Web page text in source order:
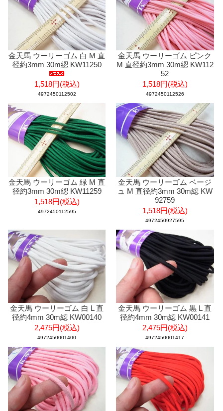
金天馬 ウーリーゴム 白 M 直
径約3mm 30m綛 KW11250
1,518円(税込)
4972450112502
金天馬 ウーリーゴム ピンク
M 直径約3mm 30m綛 KW112
52
1,518円(税込)
4972450112526
金天馬 ウーリーゴム 緑 M 直
径約3mm 30m綛 KW11259
1,518円(税込)
4972450112595
金天馬 ウーリーゴム ベージ
ュ M 直径約3mm 30m綛 KW
92759
1,518円(税込)
4972450927595
金天馬 ウーリーゴム 白 L 直
径約4mm 30m綛 KW00140
2,475円(税込)
4972450001400
金天馬 ウーリーゴム 黒 L 直
径約4mm 30m綛 KW00141
2,475円(税込)
4972450001417